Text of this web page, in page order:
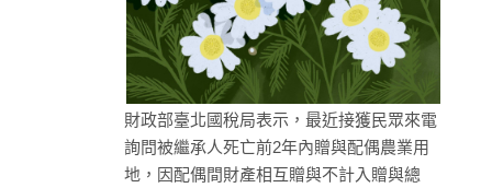
財政部臺北國稅局表示，最近接獲民眾來電
詢問被繼承人死亡前2年內贈與配偶農業用
地，因配偶間財產相互贈與不計入贈與總